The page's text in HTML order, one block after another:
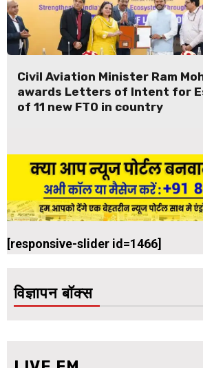
Civil Aviation Minister Ram
awards Letters of Intent for
of 11 new FTO in country
[responsive-slider id=1466]
विज्ञापन बॉक्स